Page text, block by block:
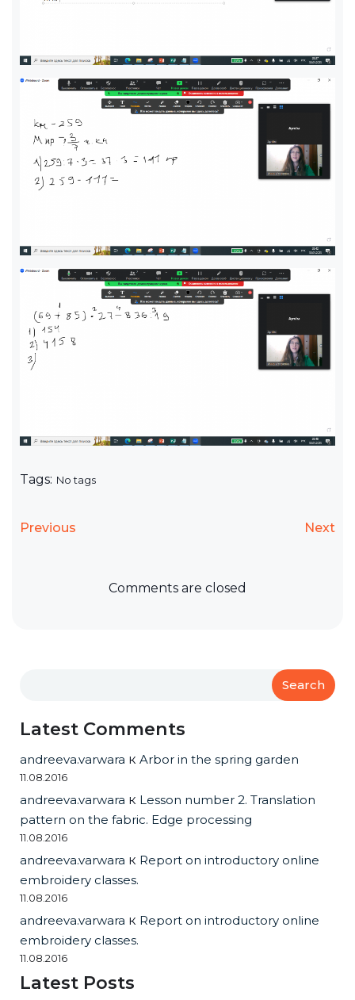
Tags: No tags
Previous Next
Comments are closed
Search
Latest Comments
andreeva.varwara к Arbor in the spring garden
11.08.2016
andreeva.varwara к Lesson number 2. Translation
pattern on the fabric. Edge processing
11.08.2016
andreeva.varwara к Report on introductory online
embroidery classes.
11.08.2016
andreeva.varwara к Report on introductory online
embroidery classes.
11.08.2016
Latest Posts